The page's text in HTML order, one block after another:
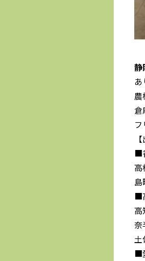
静
あ
農
倉
■
高
■
高
奈
土
■